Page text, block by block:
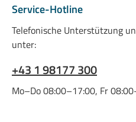
Service-Hotline
Telefonische Unterstützung
unter:
+43 1 98177 300
Mo–Do 08:00–17:00, Fr